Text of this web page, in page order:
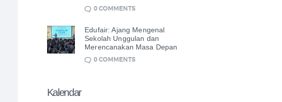
0 COMMENTS
Edufair: Ajang Mengenal
Sekolah Unggulan dan
Merencanakan Masa Depan
0 COMMENTS
Kalendar